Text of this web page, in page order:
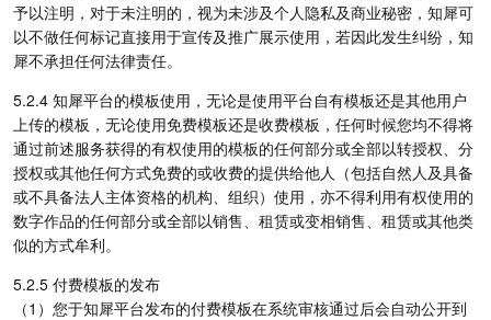
予以注明，对于未注明的，视为未涉及个人隐私及商业秘密，知犀可
以不做任何标记直接用于宣传及推广展示使用，若因此发生纠纷，知
犀不承担任何法律责任。
5.2.4 知犀平台的模板使用，无论是使用平台自有模板还是其他用户
上传的模板，无论使用免费模板还是收费模板，任何时候您均不得将
通过前述服务获得的有权使用的模板的任何部分或全部以转授权、分
授权或其他任何方式免费的或收费的提供给他人（包括自然人及具备
或不具备法人主体资格的机构、组织）使用，亦不得利用有权使用的
数字作品的任何部分或全部以销售、租赁或变相销售、租赁或其他类
似的方式牟利。
5.2.5 付费模板的发布
（1）您于知犀平台发布的付费模板在系统审核通过后会自动公开到